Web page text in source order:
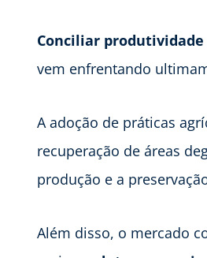
Conciliar
vem enfrentando
A adoção de práticas
recuperação de áreas
produção e a
Além disso, o mercado